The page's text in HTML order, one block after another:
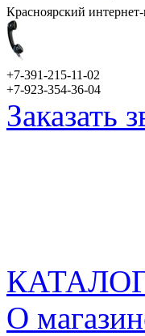
Красноярский
+7-391-215-11-02
+7-923-354-36-04
Заказать
О